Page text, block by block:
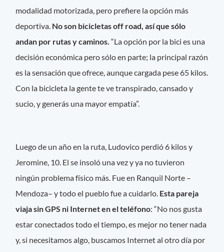
modalidad motorizada, pero prefiere la opción más
deportiva. No son bicicletas off road, así que sólo
andan por rutas y caminos. “La opción por la bici es una
decisión económica pero sólo en parte; la principal razón
es la sensación que ofrece, aunque cargada pese 65 kilos.
Con la bicicleta la gente te ve transpirado, cansado y
sucio, y generás una mayor empatía”.
Luego de un año en la ruta, Ludovico perdió 6 kilos y
Jeromine, 10. El se insoló una vez y ya no tuvieron
ningún problema físico más. Fue en Ranquil Norte –
Mendoza– y todo el pueblo fue a cuidarlo. Esta pareja
viaja sin GPS ni Internet en el teléfono: “No nos gusta
estar conectados todo el tiempo, es mejor no tener nada
y, si necesitamos algo, buscamos Internet al otro día por